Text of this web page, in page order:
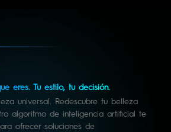
eres. Tu estilo, tu decisión.
universal. Redescubre tu belleza
algoritmo de inteligencia artificial te
ofrecer soluciones de